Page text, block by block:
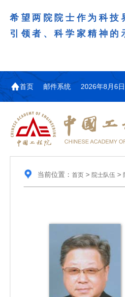
希望两院院士作为科
引领者、科学家精神
首页 邮件系统 2026年8月6
当前位置： 首页> 院士队伍 >